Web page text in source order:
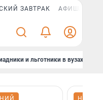
ЗАВТРАК АФИША PLUS
и льготники в вузах СПб